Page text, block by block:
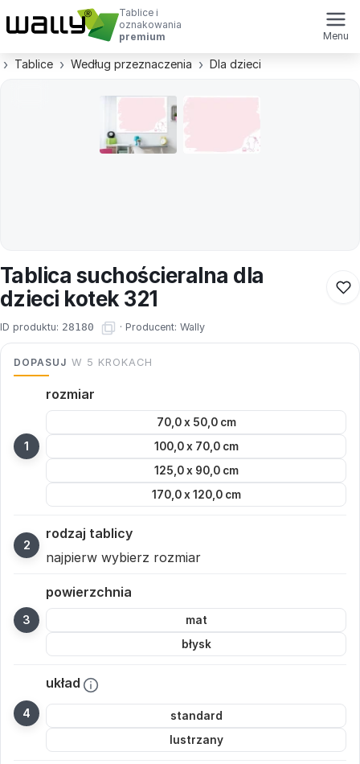
Tablice i
oznakowania
premium
Menu
Tablice Według przeznaczenia Dla dzieci
Tablica suchościeralna dla
dzieci kotek 321
ID produktu: 28180 · Producent: Wally
DOPASUJ W 5 KROKACH
rozmiar
70,0 x 50,0 cm
100,0 x 70,0 cm
125,0 x 90,0 cm
170,0 x 120,0 cm
rodzaj tablicy
najpierw wybierz rozmiar
powierzchnia
mat
błysk
układ
standard
lustrzany